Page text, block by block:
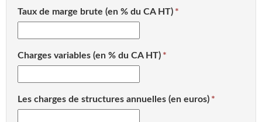
Taux de marge brute (en % du CA HT)
Charges variables (en % du CA HT)
Les charges de structures annuelles (en euros)